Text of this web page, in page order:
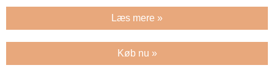
Læs mere »
Køb nu »